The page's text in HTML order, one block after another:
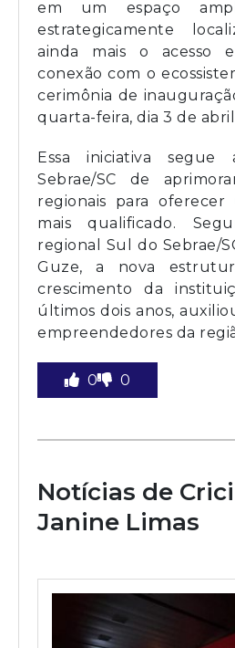
em um espaço
estrategicamente
ainda mais o acesso
conexão com o
cerimônia de
quarta-feira, dia 3 de
Essa iniciativa
Sebrae/SC de
regionais para
mais qualificado.
regional Sul do Sebrae/
Guze, a nova
crescimento da
últimos dois anos,
empreendedores da
0 0
Notícias de
Janine Limas